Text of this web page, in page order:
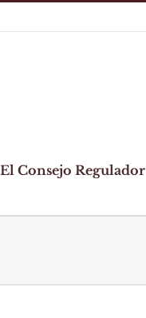
El Consejo Regulador